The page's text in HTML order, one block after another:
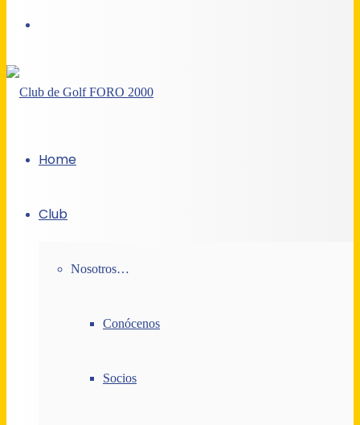
Home
Club
Nosotros…
Conócenos
Socios